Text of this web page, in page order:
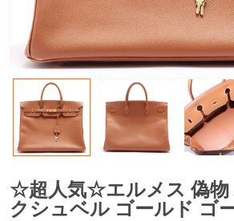
☆超人気☆エルメス 偽物
クシュベル ゴールド ゴ